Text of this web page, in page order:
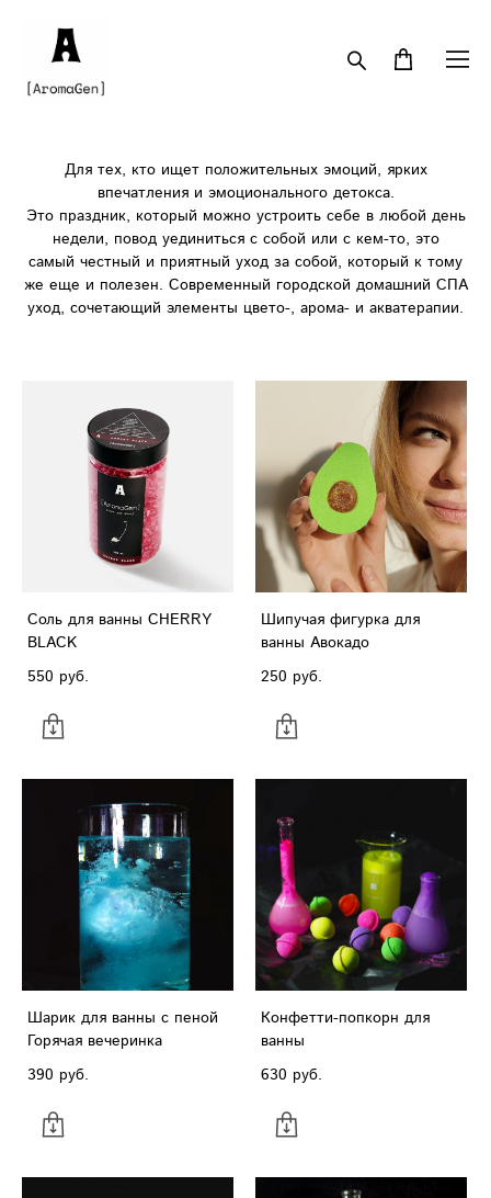
Для тех, кто ищет положительных эмоций, ярких
впечатления и эмоционального детокса.
Это праздник, который можно устроить себе в любой день
недели, повод уединиться с собой или с кем-то, это
самый честный и приятный уход за собой, который к тому
же еще и полезен. Современный городской домашний СПА
уход, сочетающий элементы цвето-, арома- и акватерапии.
Соль для ванны CHERRY
BLACK
550 pуб.
Шипучая фигурка для
ванны Авокадо
250 pуб.
Шарик для ванны с пеной
Горячая вечеринка
390 pуб.
Конфетти-попкорн для
ванны
630 pуб.